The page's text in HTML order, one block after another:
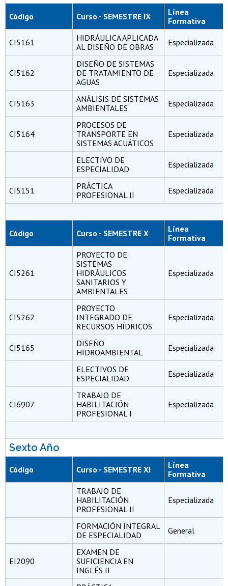
Código Curso - SEMESTRE IX
Línea
Formativa
CI5161
HIDRÁULICA APLICADA
AL DISEÑO DE OBRAS
Especializada
CI5162
DISEÑO DE SISTEMAS
DE TRATAMIENTO DE
AGUAS
Especializada
CI5163
ANÁLISIS DE SISTEMAS
AMBIENTALES
Especializada
CI5164
PROCESOS DE
TRANSPORTE EN
SISTEMAS ACUÁTICOS
Especializada
ELECTIVO DE
ESPECIALIDAD
Especializada
CI5151
PRÁCTICA
PROFESIONAL II
Especializada
Código Curso - SEMESTRE X
Línea
Formativa
CI5261
PROYECTO DE
SISTEMAS
HIDRÁULICOS
SANITARIOS Y
AMBIENTALES
Especializada
CI5262
PROYECTO
INTEGRADO DE
RECURSOS HÍDRICOS
Especializada
CI5165
DISEÑO
HIDROAMBIENTAL
Especializada
ELECTIVOS DE
ESPECIALIDAD
Especializada
CI6907
TRABAJO DE
HABILITACIÓN
PROFESIONAL I
Especializada
Sexto Año
Código Curso - SEMESTRE XI
Línea
Formativa
TRABAJO DE
HABILITACIÓN
PROFESIONAL II
Especializada
FORMACIÓN INTEGRAL
DE ESPECIALIDAD
General
EI2090
EXAMEN DE
SUFICIENCIA EN
INGLÉS II